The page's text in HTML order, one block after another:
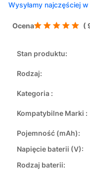
Wysyłamy najczęściej
Ocena (
Stan produktu:
Rodzaj:
Kategoria :
Kompatybilne Marki :
Pojemność (mAh):
Napięcie baterii (V):
Rodzaj baterii: